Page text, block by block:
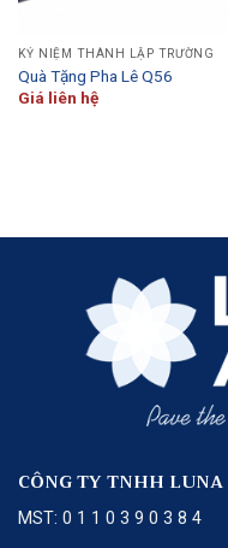
KỶ NIỆM THÀNH LẬP TRƯỜNG
Quà Tặng Pha Lê Q56
Giá liên hệ
CÔNG TY TNHH
MST: 0 1 1 0 3 9 0 3 8 4